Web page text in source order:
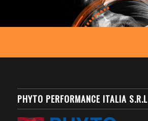
PHYTO PERFORMANCE ITALIA S.R.L